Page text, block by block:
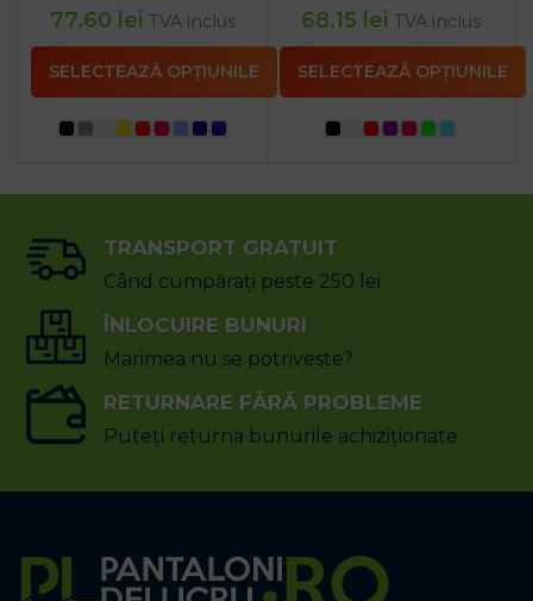
77.60 lei TVA inclus
SELECTEAZĂ OPȚIUNILE
68.15 lei TVA inclus
SELECTEAZĂ OPȚIUNILE
TRANSPORT GRATUIT
Când cumpărați peste 250 lei
ÎNLOCUIRE BUNURI
Marimea nu se potriveste?
RETURNARE FĂRĂ PROBLEME
Puteți returna bunurile achiziționate